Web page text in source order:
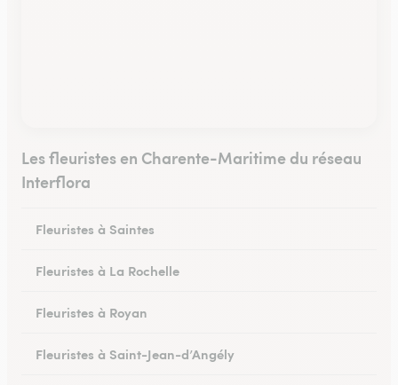
Les fleuristes en Charente-Maritime du réseau
Interflora
Fleuristes à Saintes
Fleuristes à La Rochelle
Fleuristes à Royan
Fleuristes à Saint-Jean-d’Angély